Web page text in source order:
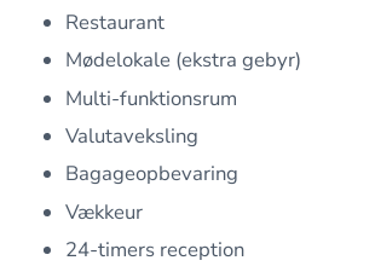
Restaurant
Mødelokale (ekstra gebyr)
Multi-funktionsrum
Valutaveksling
Bagageopbevaring
Vækkeur
24-timers reception